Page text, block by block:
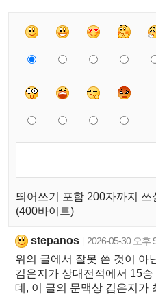
띄어쓰기 포함 200자까지 쓰
(400바이트)
stepanos 2026-05-30 오후
위의 글에서 잘못 쓴 것이 아
김은지가 상대전적에서 15
데, 이 글의 문맥상 김은지가